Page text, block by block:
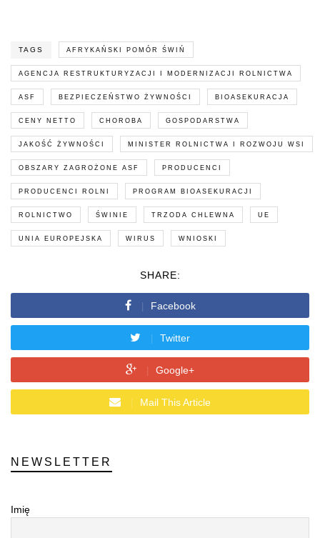
TAGS AFRYKAŃSKI POMÓR ŚWIŃ
AGENCJA RESTRUKTURYZACJI I MODERNIZACJI ROLNICTWA
ASF BEZPIECZEŃSTWO ŻYWNOŚCI BIOASEKURACJA
CENY NETTO CHOROBA GOSPODARSTWA
JAKOŚĆ ŻYWNOŚCI MINISTER ROLNICTWA I ROZWOJU WSI
OBSZARY ZAGROŻONE ASF PRODUCENCI
PRODUCENCI ROLNI PROGRAM BIOASEKURACJI
ROLNICTWO ŚWINIE TRZODA CHLEWNA UE
UNIA EUROPEJSKA WIRUS WNIOSKI
SHARE:
Facebook
Twitter
Google+
Mail This Article
NEWSLETTER
Imię